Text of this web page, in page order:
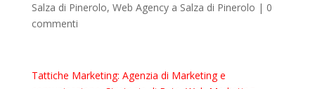
Salza di Pinerolo, Web Agency a Salza di Pinerolo | 0
commenti
Tattiche Marketing: Agenzia di Marketing e